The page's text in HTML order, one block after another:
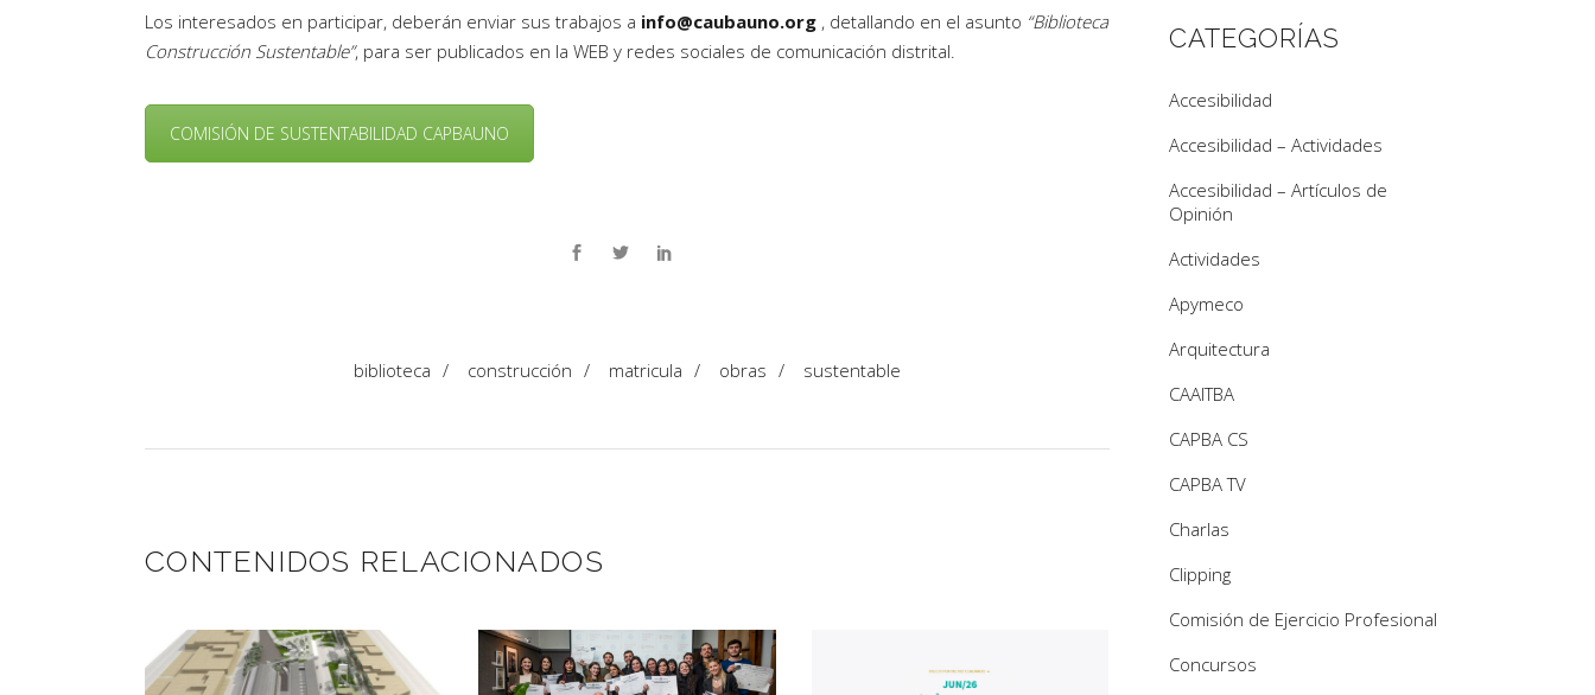
Los interesados en participar, deberán enviar sus trabajos a info@caubauno.org , detallando en el asunto “Biblioteca
Construcción Sustentable”, para ser publicados en la WEB y redes sociales de comunicación distrital.
COMISIÓN DE SUSTENTABILIDAD CAPBAUNO
biblioteca / construcción / matricula / obras / sustentable
CONTENIDOS RELACIONADOS
CATEGORÍAS
Accesibilidad
Accesibilidad – Actividades
Accesibilidad – Artículos de
Opinión
Actividades
Apymeco
Arquitectura
CAAITBA
CAPBA CS
CAPBA TV
Charlas
Clipping
Comisión de Ejercicio Profesional
Concursos